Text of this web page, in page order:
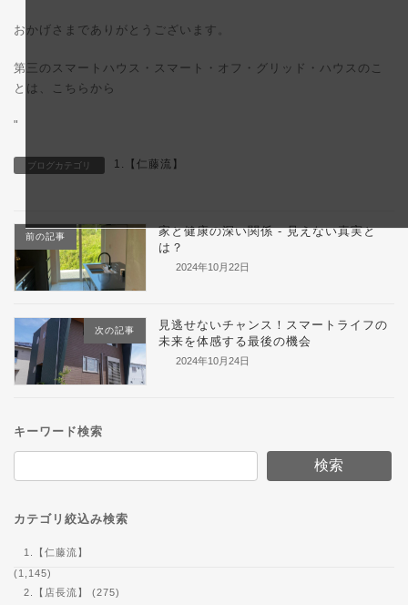
おかげさまでありがとうございます。
第三のスマートハウス・スマート・オフ・グリッド・ハウスのこ
とは、こちらから
"
ブログカテゴリ 1.【仁藤流】
前の記事
家と健康の深い関係 - 見えない真実と
は？
2024年10月22日
次の記事
見逃せないチャンス！スマートライフの
未来を体感する最後の機会
2024年10月24日
キーワード検索
検索
カテゴリ絞込み検索
1.【仁藤流】
(1,145)
2.【店長流】 (275)